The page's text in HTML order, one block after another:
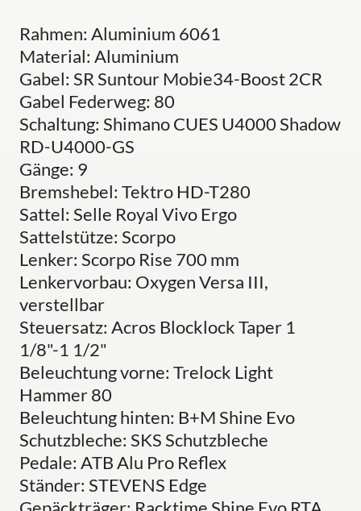
Rahmen: Aluminium 6061
Material: Aluminium
Gabel: SR Suntour Mobie34-Boost 2CR
Gabel Federweg: 80
Schaltung: Shimano CUES U4000 Shadow
RD-U4000-GS
Gänge: 9
Bremshebel: Tektro HD-T280
Sattel: Selle Royal Vivo Ergo
Sattelstütze: Scorpo
Lenker: Scorpo Rise 700 mm
Lenkervorbau: Oxygen Versa III,
verstellbar
Steuersatz: Acros Blocklock Taper 1
1/8"-1 1/2"
Beleuchtung vorne: Trelock Light
Hammer 80
Beleuchtung hinten: B+M Shine Evo
Schutzbleche: SKS Schutzbleche
Pedale: ATB Alu Pro Reflex
Ständer: STEVENS Edge